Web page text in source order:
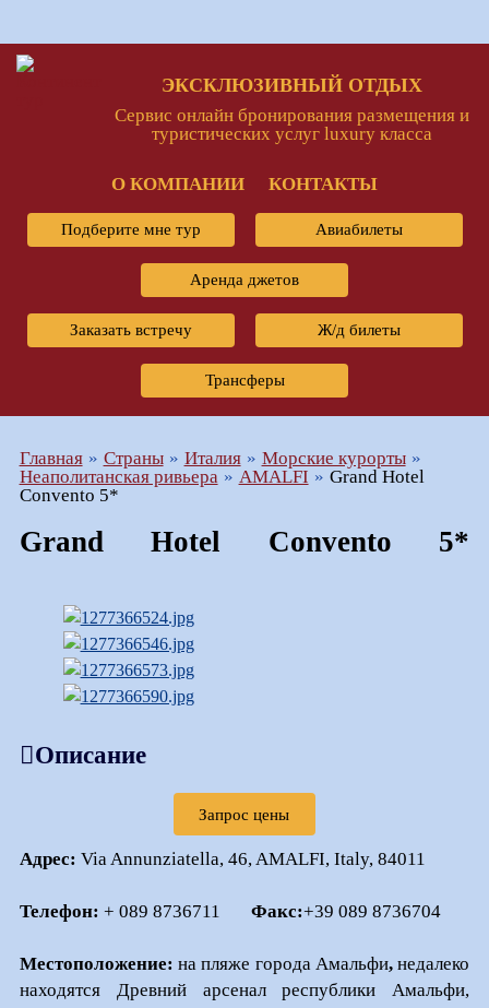
ЭКСКЛЮЗИВНЫЙ ОТДЫХ
Сервис онлайн бронирования размещения и
туристических услуг luxury класса
О КОМПАНИИ КОНТАКТЫ
Подберите мне тур Авиабилеты
Аренда джетов
Заказать встречу Ж/д билеты
Трансферы
Главная Страны Италия
Морские курорты
Неаполитанская ривьера
AMALFI
Grand Hotel
Convento 5*
Grand Hotel Convento 5*
Описание
Запрос цены
Адрес: Via Annunziatella, 46, AMALFI, Italy, 84011
Телефон: + 089 8736711 Факс:+39 089 8736704
Местоположение: на пляже городаАмальфи, недалеко
находятся Древний арсенал республики Амальфи,